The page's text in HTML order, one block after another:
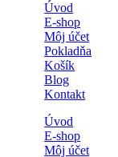
Úvod
E-shop
Môj účet
Pokladňa
Košík
Blog
Kontakt
Úvod
E-shop
Môj účet